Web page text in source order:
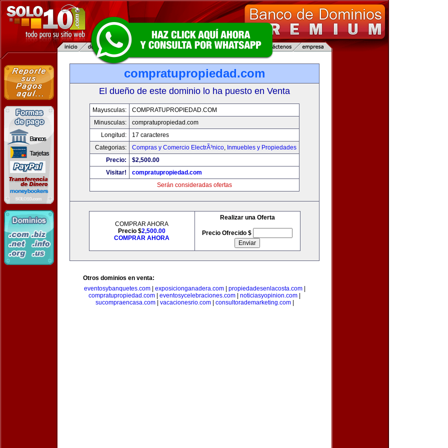
compratupropiedad.com
El dueño de este dominio lo ha puesto en Venta
Mayusculas:
COMPRATUPROPIEDAD.COM
Minusculas:
compratupropiedad.com
Longitud:
17 caracteres
Categorias:
Compras y Comercio ElectrÃ³nico, Inmuebles y Propiedades
Precio:
$2,500.00
Visitar!
compratupropiedad.com
Serán consideradas ofertas
COMPRAR AHORA
Precio $2,500.00
COMPRAR AHORA
Realizar una Oferta
Precio Ofrecido $
Otros dominios en venta:
eventosybanquetes.com| exposicionganadera.com| propiedadesenlacosta.com|
compratupropiedad.com
eventosycelebraciones.com noticiasyopinion.com
sucompraencasa.com| vacacionesrio.com| consultorademarketing.com|